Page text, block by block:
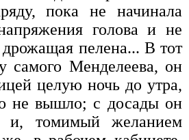
пока не начинала
голова и не
дрожащая пелена... В тот
самого Менделеева, он
целую ночь до утра,
не вышло; с досады он
и, томимый желанием